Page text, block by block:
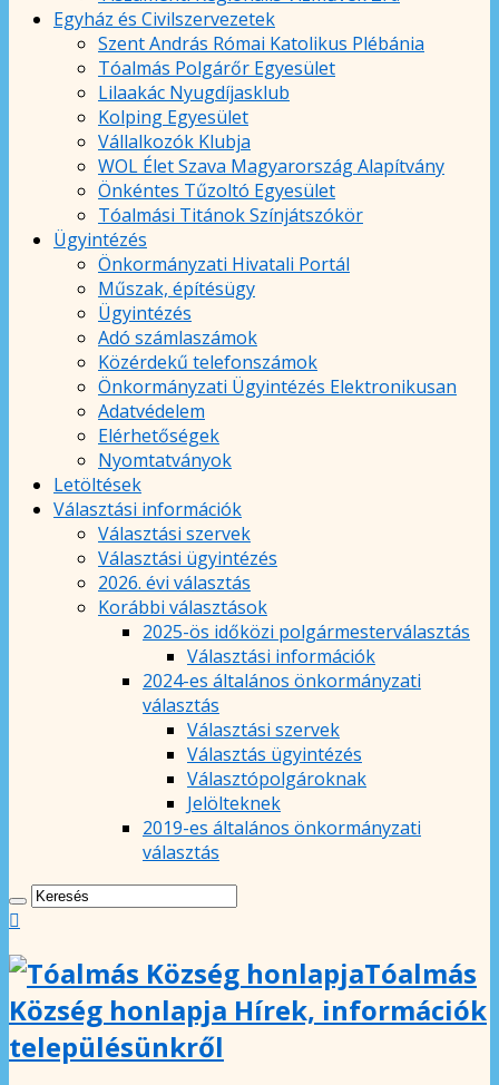
Egyház és Civilszervezetek
Szent András Római Katolikus Plébánia
Tóalmás Polgárőr Egyesület
Lilaakác Nyugdíjasklub
Kolping Egyesület
Vállalkozók Klubja
WOL Élet Szava Magyarország Alapítvány
Önkéntes Tűzoltó Egyesület
Tóalmási Titánok Színjátszókör
Ügyintézés
Önkormányzati Hivatali Portál
Műszak, építésügy
Ügyintézés
Adó számlaszámok
Közérdekű telefonszámok
Önkormányzati Ügyintézés Elektronikusan
Adatvédelem
Elérhetőségek
Nyomtatványok
Letöltések
Választási információk
Választási szervek
Választási ügyintézés
2026. évi választás
Korábbi választások
2025-ös időközi polgármesterválasztás
Választási információk
2024-es általános önkormányzati
választás
Választási szervek
Választás ügyintézés
Választópolgároknak
Jelölteknek
2019-es általános önkormányzati
választás
Tóalmás
Község honlapja Hírek, információk
településünkről